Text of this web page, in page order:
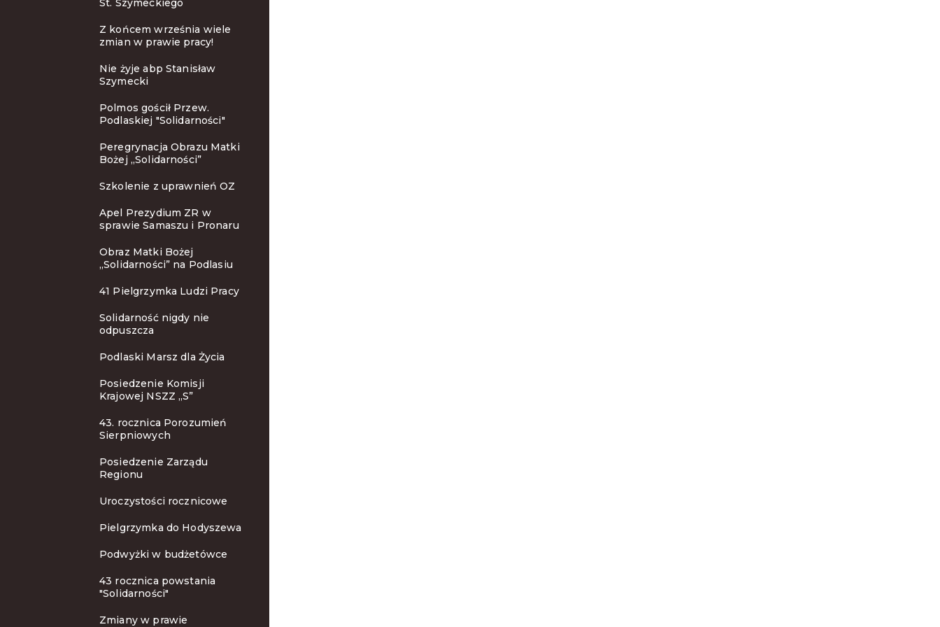
St. Szymeckiego
Z końcem września wiele
zmian w prawie pracy!
Nie żyje abp Stanisław
Szymecki
Polmos gościł Przew.
Podlaskiej "Solidarności"
Peregrynacja Obrazu Matki
Bożej „Solidarności”
Szkolenie z uprawnień OZ
Apel Prezydium ZR w
sprawie Samaszu i Pronaru
Obraz Matki Bożej
„Solidarności” na Podlasiu
41 Pielgrzymka Ludzi Pracy
Solidarność nigdy nie
odpuszcza
Podlaski Marsz dla Życia
Posiedzenie Komisji
Krajowej NSZZ „S”
43. rocznica Porozumień
Sierpniowych
Posiedzenie Zarządu
Regionu
Uroczystości rocznicowe
Pielgrzymka do Hodyszewa
Podwyżki w budżetówce
43 rocznica powstania
"Solidarności"
Zmiany w prawie